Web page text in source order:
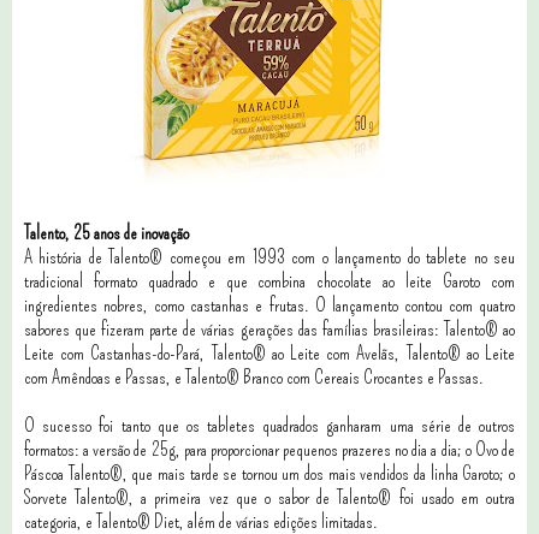
Talento, 25 anos de inovação
A história de Talento® começou em 1993 com o lançamento do tablete no seu
tradicional formato quadrado e que combina chocolate ao leite Garoto com
ingredientes nobres, como castanhas e frutas. O lançamento contou com quatro
sabores que fizeram parte de várias gerações das famílias brasileiras: Talento® ao
Leite com Castanhas-do-Pará, Talento® ao Leite com Avelãs, Talento® ao Leite
com Amêndoas e Passas, e Talento® Branco com Cereais Crocantes e Passas.
O sucesso foi tanto que os tabletes quadrados ganharam uma série de outros
formatos: a versão de 25g, para proporcionar pequenos prazeres no dia a dia; o Ovo de
Páscoa Talento®, que mais tarde se tornou um dos mais vendidos da linha Garoto; o
Sorvete Talento®, a primeira vez que o sabor de Talento® foi usado em outra
categoria, e Talento® Diet, além de várias edições limitadas.